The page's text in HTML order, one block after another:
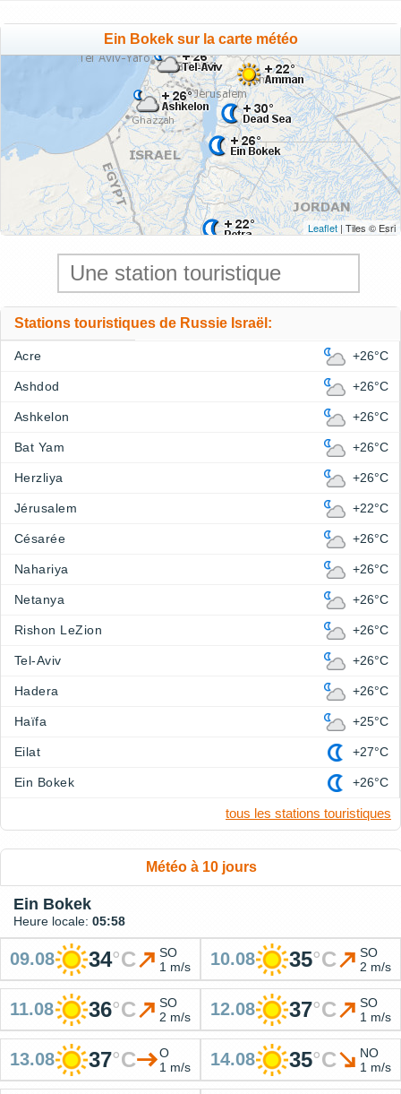
Ein Bokek sur la carte météo
Leaflet | Tiles © Esri
Stations touristiques de Russie Israël:
Acre +26°C
Ashdod +26°C
Ashkelon +26°C
Bat Yam +26°C
Herzliya +26°C
Jérusalem +22°C
Césarée +26°C
Nahariya +26°C
Netanya +26°C
Rishon LeZion +26°C
Tel-Aviv +26°C
Hadera +26°C
Haïfa +25°C
Eilat +27°C
Ein Bokek +26°C
tous les stations touristiques
Météo à 10 jours
Ein Bokek
Heure locale: 05:58
09.08 34°C
SO
1 m/s
10.08 35°C
SO
2 m/s
11.08 36°C
SO
2 m/s
12.08 37°C
SO
1 m/s
13.08 37°C
O
1 m/s
14.08 35°C
NO
1 m/s